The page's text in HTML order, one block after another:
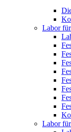
Labor
Labor